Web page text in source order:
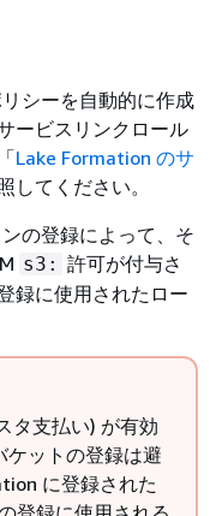
シーを自動的に作成
ービスリンクロール
Lake Formation のサ
してください。
の登録によって、そ
s3: 許可が付与さ
録に使用されたロー
タ支払い) が有効
ケットの登録は避
に登録された